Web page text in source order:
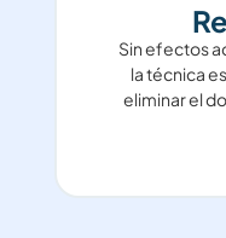
Sin efectos
la técnica
eliminar el